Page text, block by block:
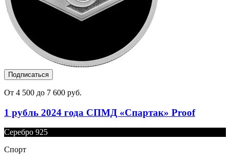
Подписаться
От 4 500 до 7 600 руб.
1 рубль 2024 года СПМД «Спартак» Proof
Серебро 925
Спорт